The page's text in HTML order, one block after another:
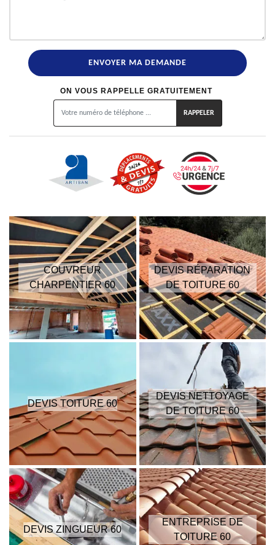
ON VOUS RAPPELLE GRATUITEMENT
COUVREUR
CHARPENTIER 60
DEVIS RÉPARATION
DE TOITURE 60
DEVIS TOITURE 60
DEVIS NETTOYAGE
DE TOITURE 60
DEVIS ZINGUEUR 60
ENTREPRISE DE
TOITURE 60